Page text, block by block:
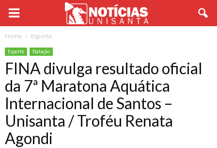
Home Esporte
Esporte Natação
FINA divulga resultado oficial
da 7ª Maratona Aquática
Internacional de Santos –
Unisanta / Troféu Renata
Agondi